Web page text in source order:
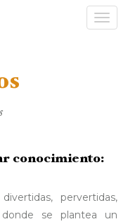
conocimiento:
pervertidas,
se plantea un